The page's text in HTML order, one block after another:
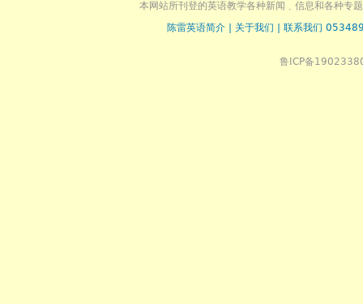
本网站所刊登的英语教学各种新闻﹑信息和各种专
陈雷英语简介
关于我们 联系我们
鲁ICP备